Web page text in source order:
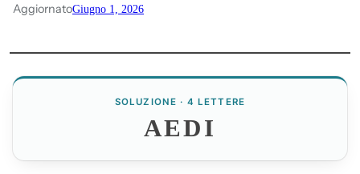
AggiornatoGiugno 1, 2026
SOLUZIONE · 4 LETTERE
AEDI